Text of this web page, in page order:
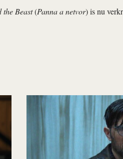
the Beast(Panna a netvor) is nu